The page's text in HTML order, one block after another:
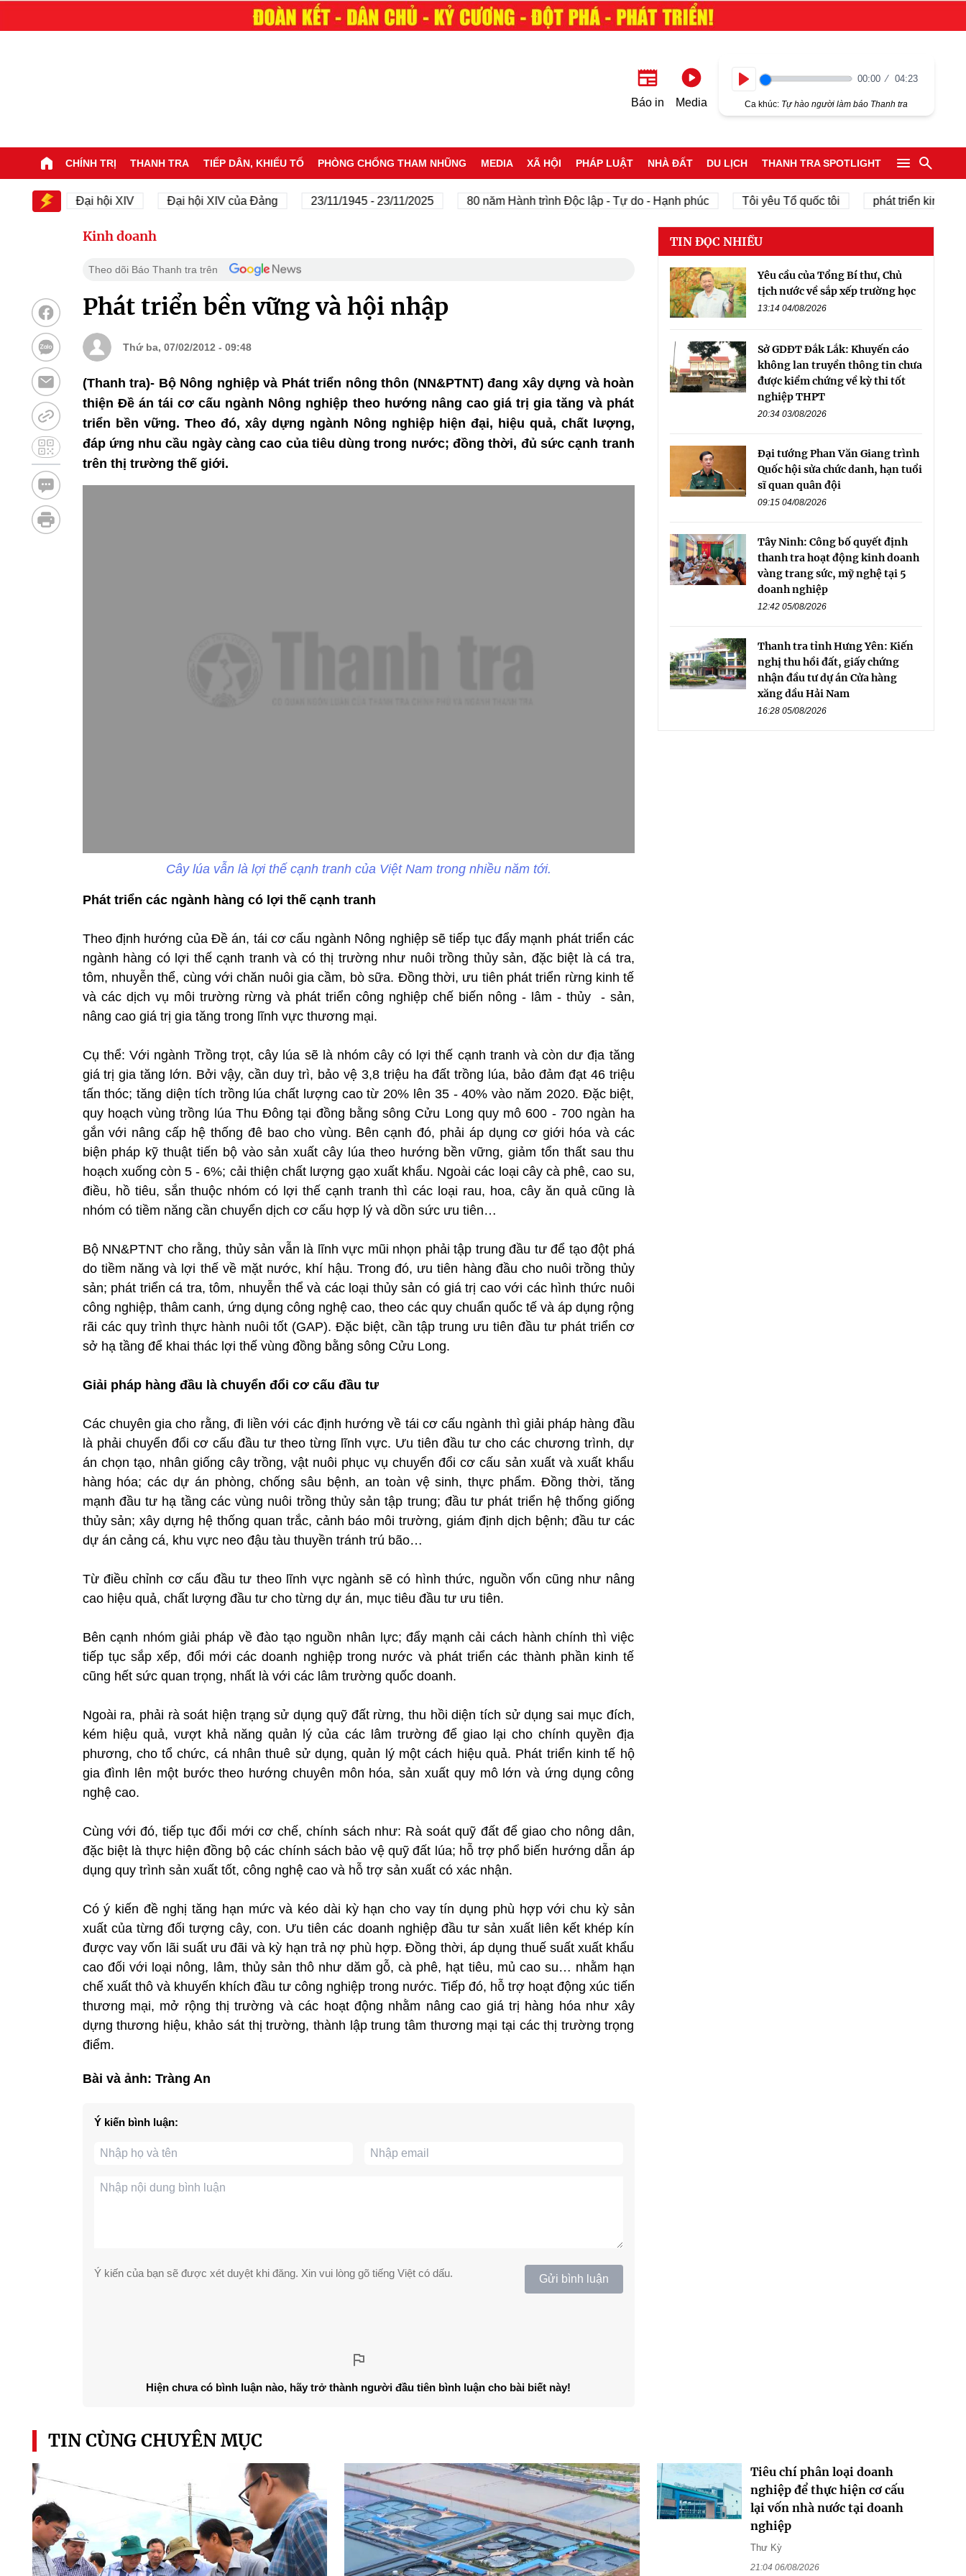
Báo in Media
00:00 04:23
Ca khúc: Tự hào người làm báo Thanh tra
CHÍNH TRỊ THANH TRA TIẾP DÂN, KHIẾU TỐ PHÒNG CHỐNG THAM NHŨNG MEDIA XÃ HỘI PHÁP LUẬT NHÀ ĐẤT DU LỊCH THANH TRA SPOTLIGHT
Đại hội XIV Đại hội XIV của Đảng 23/11/1945 - 23/11/2025 80 năm Hành trình Độc lập - Tự do - Hạnh phúc Tôi yêu Tổ quốc tôi phát triển kinh tế tư
Kinh doanh
Theo dõi Báo Thanh tra trên
Phát triển bền vững và hội nhập
Thứ ba, 07/02/2012 - 09:48
(Thanh tra)- Bộ Nông nghiệp và Phát triển nông thôn (NN&PTNT) đang xây dựng và hoàn
thiện Đề án tái cơ cấu ngành Nông nghiệp theo hướng nâng cao giá trị gia tăng và phát
triển bền vững. Theo đó, xây dựng ngành Nông nghiệp hiện đại, hiệu quả, chất lượng,
đáp ứng nhu cầu ngày càng cao của tiêu dùng trong nước; đồng thời, đủ sức cạnh tranh
trên thị trường thế giới.
Cây lúa vẫn là lợi thế cạnh tranh của Việt Nam trong nhiều năm tới.
Phát triển các ngành hàng có lợi thế cạnh tranh
Theo định hướng của Đề án, tái cơ cấu ngành Nông nghiệp sẽ tiếp tục đẩy mạnh phát triển các
ngành hàng có lợi thế cạnh tranh và có thị trường như nuôi trồng thủy sản, đặc biệt là cá tra,
tôm, nhuyễn thể, cùng với chăn nuôi gia cầm, bò sữa. Đồng thời, ưu tiên phát triển rừng kinh tế
và các dịch vụ môi trường rừng và phát triển công nghiệp chế biến nông - lâm - thủy - sản,
nâng cao giá trị gia tăng trong lĩnh vực thương mại.
Cụ thể: Với ngành Trồng trọt, cây lúa sẽ là nhóm cây có lợi thế cạnh tranh và còn dư địa tăng
giá trị gia tăng lớn. Bởi vậy, cần duy trì, bảo vệ 3,8 triệu ha đất trồng lúa, bảo đảm đạt 46 triệu
tấn thóc; tăng diện tích trồng lúa chất lượng cao từ 20% lên 35 - 40% vào năm 2020. Đặc biệt,
quy hoạch vùng trồng lúa Thu Đông tại đồng bằng sông Cửu Long quy mô 600 - 700 ngàn ha
gắn với nâng cấp hệ thống đê bao cho vùng. Bên cạnh đó, phải áp dụng cơ giới hóa và các
biện pháp kỹ thuật tiến bộ vào sản xuất cây lúa theo hướng bền vững, giảm tổn thất sau thu
hoạch xuống còn 5 - 6%; cải thiện chất lượng gạo xuất khẩu. Ngoài các loại cây cà phê, cao su,
điều, hồ tiêu, sắn thuộc nhóm có lợi thế cạnh tranh thì các loại rau, hoa, cây ăn quả cũng là
nhóm có tiềm năng cần chuyển dịch cơ cấu hợp lý và dồn sức ưu tiên…
Bộ NN&PTNT cho rằng, thủy sản vẫn là lĩnh vực mũi nhọn phải tập trung đầu tư để tạo đột phá
do tiềm năng và lợi thế về mặt nước, khí hậu. Trong đó, ưu tiên hàng đầu cho nuôi trồng thủy
sản; phát triển cá tra, tôm, nhuyễn thể và các loại thủy sản có giá trị cao với các hình thức nuôi
công nghiệp, thâm canh, ứng dụng công nghệ cao, theo các quy chuẩn quốc tế và áp dụng rộng
rãi các quy trình thực hành nuôi tốt (GAP). Đặc biệt, cần tập trung ưu tiên đầu tư phát triển cơ
sở hạ tầng để khai thác lợi thế vùng đồng bằng sông Cửu Long.
Giải pháp hàng đầu là chuyển đổi cơ cấu đầu tư
Các chuyên gia cho rằng, đi liền với các định hướng về tái cơ cấu ngành thì giải pháp hàng đầu
là phải chuyển đổi cơ cấu đầu tư theo từng lĩnh vực. Ưu tiên đầu tư cho các chương trình, dự
án chọn tạo, nhân giống cây trồng, vật nuôi phục vụ chuyển đổi cơ cấu sản xuất và xuất khẩu
hàng hóa; các dự án phòng, chống sâu bệnh, an toàn vệ sinh, thực phẩm. Đồng thời, tăng
mạnh đầu tư hạ tầng các vùng nuôi trồng thủy sản tập trung; đầu tư phát triển hệ thống giống
thủy sản; xây dựng hệ thống quan trắc, cảnh báo môi trường, giám định dịch bệnh; đầu tư các
dự án cảng cá, khu vực neo đậu tàu thuyền tránh trú bão…
Từ điều chỉnh cơ cấu đầu tư theo lĩnh vực ngành sẽ có hình thức, nguồn vốn cũng như nâng
cao hiệu quả, chất lượng đầu tư cho từng dự án, mục tiêu đầu tư ưu tiên.
Bên cạnh nhóm giải pháp về đào tạo nguồn nhân lực; đẩy mạnh cải cách hành chính thì việc
tiếp tục sắp xếp, đổi mới các doanh nghiệp trong nước và phát triển các thành phần kinh tế
cũng hết sức quan trọng, nhất là với các lâm trường quốc doanh.
Ngoài ra, phải rà soát hiện trạng sử dụng quỹ đất rừng, thu hồi diện tích sử dụng sai mục đích,
kém hiệu quả, vượt khả năng quản lý của các lâm trường để giao lại cho chính quyền địa
phương, cho tổ chức, cá nhân thuê sử dụng, quản lý một cách hiệu quả. Phát triển kinh tế hộ
gia đình lên một bước theo hướng chuyên môn hóa, sản xuất quy mô lớn và ứng dụng công
nghệ cao.
Cùng với đó, tiếp tục đổi mới cơ chế, chính sách như: Rà soát quỹ đất để giao cho nông dân,
đặc biệt là thực hiện đồng bộ các chính sách bảo vệ quỹ đất lúa; hỗ trợ phổ biến hướng dẫn áp
dụng quy trình sản xuất tốt, công nghệ cao và hỗ trợ sản xuất có xác nhận.
Có ý kiến đề nghị tăng hạn mức và kéo dài kỳ hạn cho vay tín dụng phù hợp với chu kỳ sản
xuất của từng đối tượng cây, con. Ưu tiên các doanh nghiệp đầu tư sản xuất liên kết khép kín
được vay vốn lãi suất ưu đãi và kỳ hạn trả nợ phù hợp. Đồng thời, áp dụng thuế suất xuất khẩu
cao đối với loại nông, lâm, thủy sản thô như dăm gỗ, cà phê, hạt tiêu, mủ cao su… nhằm hạn
chế xuất thô và khuyến khích đầu tư công nghiệp trong nước. Tiếp đó, hỗ trợ hoạt động xúc tiến
thương mại, mở rộng thị trường và các hoạt động nhằm nâng cao giá trị hàng hóa như xây
dựng thương hiệu, khảo sát thị trường, thành lập trung tâm thương mại tại các thị trường trọng
điểm.
Bài và ảnh: Tràng An
Ý kiến bình luận:
Ý kiến của bạn sẽ được xét duyệt khi đăng. Xin vui lòng gõ tiếng Việt có dấu. Gửi bình luận
Hiện chưa có bình luận nào, hãy trở thành người đầu tiên bình luận cho bài biết này!
TIN ĐỌC NHIỀU
Yêu cầu của Tổng Bí thư, Chủ
tịch nước về sắp xếp trường học
13:14 04/08/2026
Sở GDĐT Đắk Lắk: Khuyến cáo
không lan truyền thông tin chưa
được kiểm chứng về kỳ thi tốt
nghiệp THPT
20:34 03/08/2026
Đại tướng Phan Văn Giang trình
Quốc hội sửa chức danh, hạn tuổi
sĩ quan quân đội
09:15 04/08/2026
Tây Ninh: Công bố quyết định
thanh tra hoạt động kinh doanh
vàng trang sức, mỹ nghệ tại 5
doanh nghiệp
12:42 05/08/2026
Thanh tra tỉnh Hưng Yên: Kiến
nghị thu hồi đất, giấy chứng
nhận đầu tư dự án Cửa hàng
xăng dầu Hải Nam
16:28 05/08/2026
TIN CÙNG CHUYÊN MỤC
Tiêu chí phân loại doanh
nghiệp để thực hiện cơ cấu
lại vốn nhà nước tại doanh
nghiệp
Thư Kỳ
21:04 06/08/2026